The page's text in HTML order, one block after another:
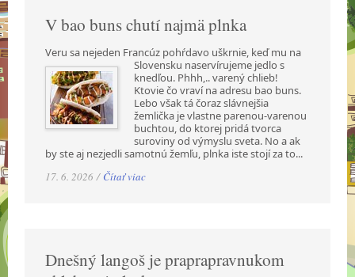
V bao buns chutí najmä plnka
Veru sa nejeden Francúz pohŕdavo uškrnie, keď mu na
Slovensku naservírujeme jedlo s
knedľou. Phhh,.. varený chlieb!
Ktovie čo vraví na adresu bao buns.
Lebo však tá čoraz slávnejšia
žemlička je vlastne parenou-varenou
buchtou, do ktorej pridá tvorca
suroviny od výmyslu sveta. No a ak
by ste aj nezjedli samotnú žemľu, plnka iste stojí za to...
17. 6. 2026 / Čítať viac
Dnešný langoš je praprapravnukom